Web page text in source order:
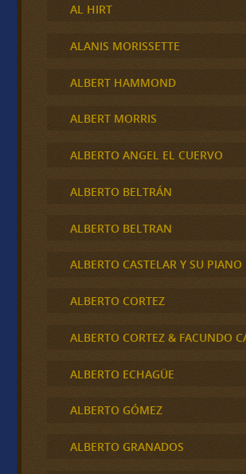
AL HIRT
ALANIS MORISSETTE
ALBERT HAMMOND
ALBERT MORRIS
ALBERTO ANGEL EL CUERVO
ALBERTO BELTRÁN
ALBERTO BELTRAN
ALBERTO CASTELAR Y SU PIANO
ALBERTO CORTEZ
ALBERTO CORTEZ & FACUNDO
ALBERTO ECHAGÜE
ALBERTO GÓMEZ
ALBERTO GRANADOS